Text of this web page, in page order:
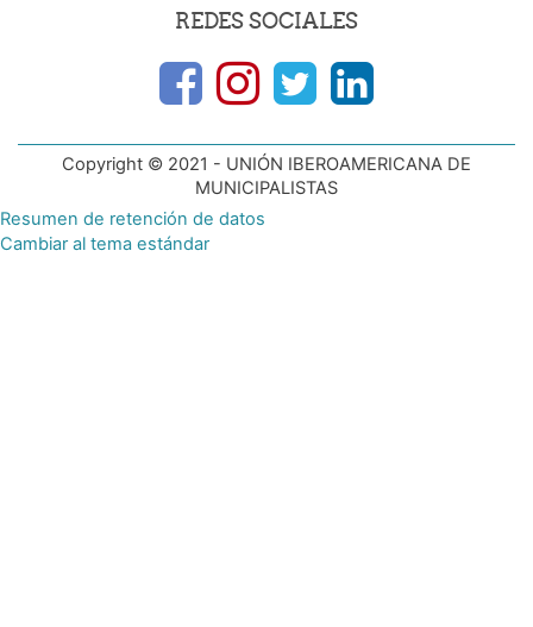
REDES SOCIALES
Copyright © 2021 - UNIÓN IBEROAMERICANA DE
MUNICIPALISTAS
Resumen de retención de datos
Cambiar al tema estándar